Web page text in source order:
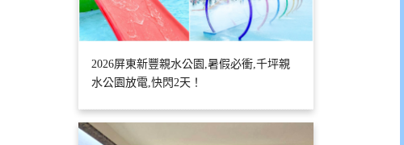
2026屏東新豐親水公園,暑假必衝,千坪親
水公園放電,快閃2天！